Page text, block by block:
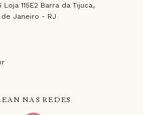
115E2 Barra da Tijuca,
Janeiro - RJ
NAS REDES